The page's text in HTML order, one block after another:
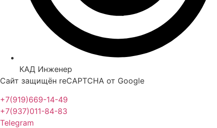
КАД Инженер
Сайт защищён reCAPTCHA от Google
+7(919)669-14-49
+7(937)011-84-83
Telegram